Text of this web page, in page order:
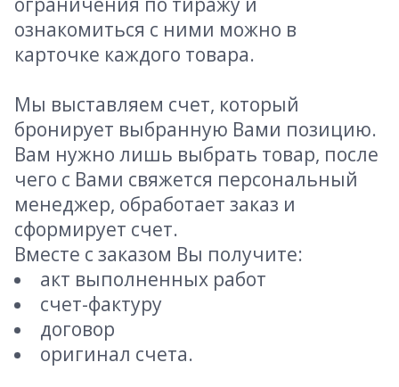
ознакомиться с ними можно в
карточке каждого товара.
Мы выставляем счет, который
бронирует выбранную Вами позицию.
Вам нужно лишь выбрать товар, после
чего с Вами свяжется персональный
менеджер, обработает заказ и
сформирует счет.
Вместе с заказом Вы получите:
акт выполненных работ
счет-фактуру
договор
оригинал счета.